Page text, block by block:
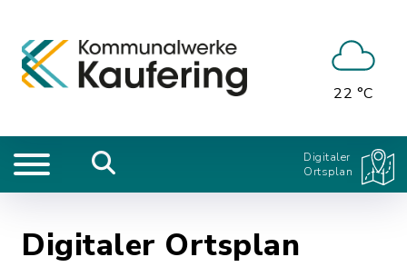
22 °C
Digitaler
Ortsplan
Digitaler Ortsplan